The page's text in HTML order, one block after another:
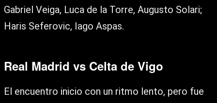
Gabriel Veiga, Luca de la Torre, Augusto Solari;
Haris Seferovic, Iago Aspas.
Real Madrid vs Celta de Vigo
El encuentro inicio con un ritmo lento, pero fue